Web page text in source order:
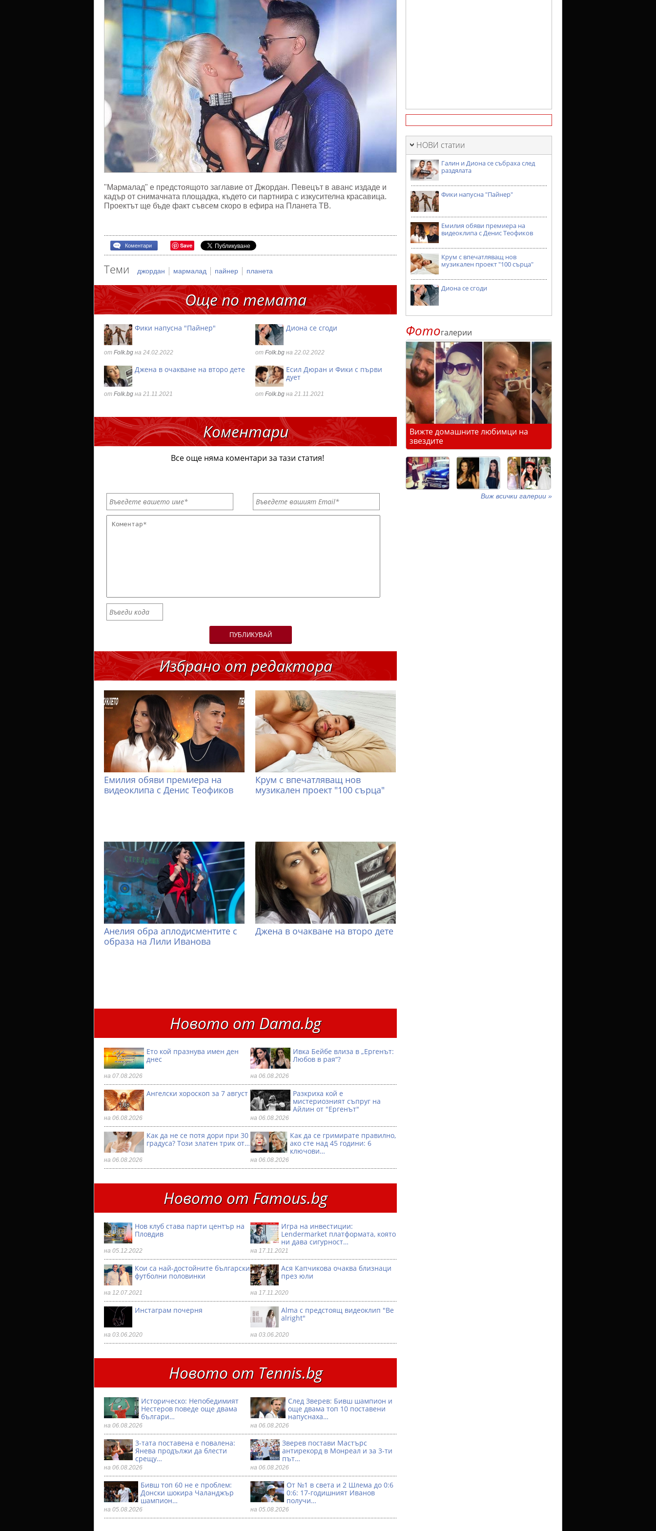
"Мармалад" е предстоящото заглавие от Джордан. Певецът в аванс издаде и
кадър от снимачната площадка, където си партнира с изкусителна красавица.
Проектът ще бъде факт съвсем скоро в ефира на Планета ТВ.
Коментари Save
Теми джордан | мармалад | пайнер | планета
Още по темата
Фики напусна "Пайнер"
от Folk.bg на 24.02.2022
Диона се сгоди
от Folk.bg на 22.02.2022
Джена в очакване на второ дете
от Folk.bg на 21.11.2021
Есил Дюран и Фики с първи
дует
от Folk.bg на 21.11.2021
Коментари
Все още няма коментари за тази статия!
ПУБЛИКУВАЙ
Избрано от редактора
Емилия обяви премиера на
видеоклипа с Денис Теофиков
Крум с впечатляващ нов
музикален проект "100 сърца"
Анелия обра аплодисментите с
образа на Лили Иванова
Джена в очакване на второ дете
Новото от Dama.bg
Ето кой празнува имен ден
днес
на 07.08.2026
Ивка Бейбе влиза в „Ергенът:
Любов в рая“?
на 06.08.2026
Ангелски хороскоп за 7 август
на 06.08.2026
Разкриха кой е
мистериозният съпруг на
Айлин от "Ергенът"
на 06.08.2026
Как да не се потя дори при 30
градуса? Този златен трик от…
на 06.08.2026
Как да се гримирате правилно,
ако сте над 45 години: 6
ключови…
на 06.08.2026
Новото от Famous.bg
Нов клуб става парти център на
Пловдив
на 05.12.2022
Игра на инвестиции:
Lendermarket платформата, която
ни дава сигурност…
на 17.11.2021
Кои са най-достойните български
футболни половинки
на 12.07.2021
Ася Капчикова очаква близнаци
през юли
на 17.11.2020
Инстаграм почерня
на 03.06.2020
Alma с предстоящ видеоклип "Be
alright"
на 03.06.2020
Новото от Тennis.bg
Историческо: Непобедимият
Нестеров поведе още двама
българи…
на 06.08.2026
След Зверев: Бивш шампион и
още двама топ 10 поставени
напуснаха…
на 06.08.2026
3-тата поставена е повалена:
Янева продължи да блести
срещу…
на 06.08.2026
Зверев постави Мастърс
антирекорд в Монреал и за 3-ти
път…
на 06.08.2026
Бивш топ 60 не е проблем:
Донски шокира Чаланджър
шампион…
на 05.08.2026
От №1 в света и 2 Шлема до 0:6
0:6: 17-годишният Иванов
получи…
на 05.08.2026
НОВИ статии
Галин и Диона се събраха след
раздялата
Фики напусна "Пайнер"
Емилия обяви премиера на
видеоклипа с Денис Теофиков
Крум с впечатляващ нов
музикален проект "100 сърца"
Диона се сгоди
Фотогалерии
Вижте домашните любимци на
звездите
Виж всички галерии »